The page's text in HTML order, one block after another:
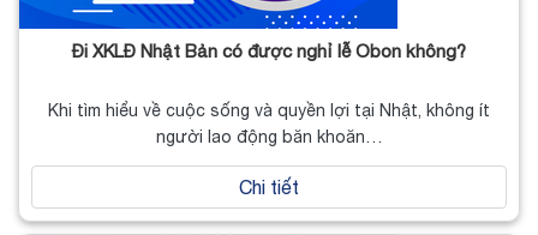
Đi XKLĐ Nhật Bản có được nghỉ lễ Obon không?
Khi tìm hiểu về cuộc sống và quyền lợi tại Nhật, không ít
người lao động băn khoăn…
Chi tiết